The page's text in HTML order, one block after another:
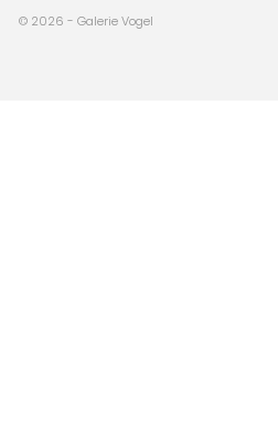
© 2026 - Galerie Vogel